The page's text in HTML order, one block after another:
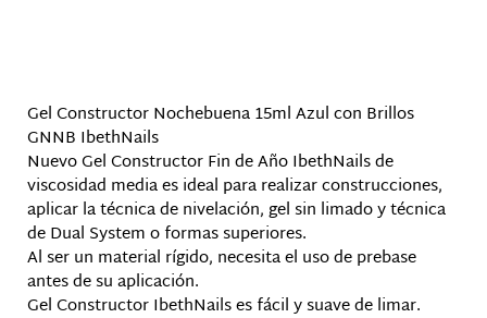
Gel Constructor Nochebuena 15ml Azul con Brillos
GNNB IbethNails
Nuevo Gel Constructor Fin de Año IbethNails de
viscosidad media es ideal para realizar construcciones,
aplicar la técnica de nivelación, gel sin limado y técnica
de Dual System o formas superiores.
Al ser un material rígido, necesita el uso de prebase
antes de su aplicación.
Gel Constructor IbethNails es fácil y suave de limar.